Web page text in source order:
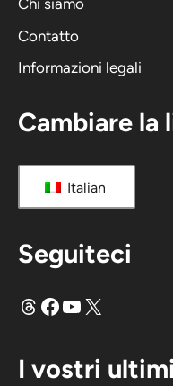
a
:
Chi siamo
Contatto
Informazioni legali
Cambiare la
Italian
Seguiteci
FiliFacebook
YouTube
X
I vostri